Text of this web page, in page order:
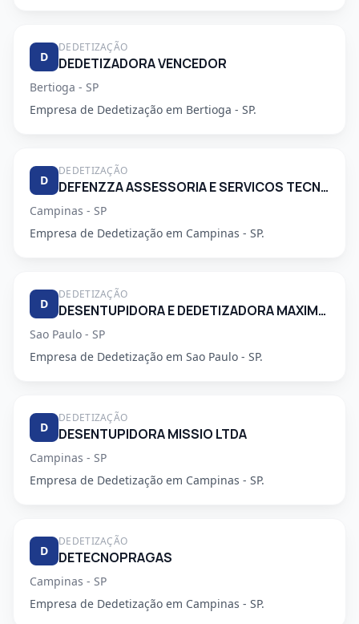
D
DEDETIZAÇÃO
DEDETIZADORA VENCEDOR
Bertioga - SP
Empresa de Dedetização em Bertioga - SP.
D
DEDETIZAÇÃO
DEFENZZA ASSESSORIA E SERVICOS TECNICOS LTDA
Campinas - SP
Empresa de Dedetização em Campinas - SP.
D
DEDETIZAÇÃO
DESENTUPIDORA E DEDETIZADORA MAXIMO EMPENHO LTDA
Sao Paulo - SP
Empresa de Dedetização em Sao Paulo - SP.
D
DEDETIZAÇÃO
DESENTUPIDORA MISSIO LTDA
Campinas - SP
Empresa de Dedetização em Campinas - SP.
D
DEDETIZAÇÃO
DETECNOPRAGAS
Campinas - SP
Empresa de Dedetização em Campinas - SP.